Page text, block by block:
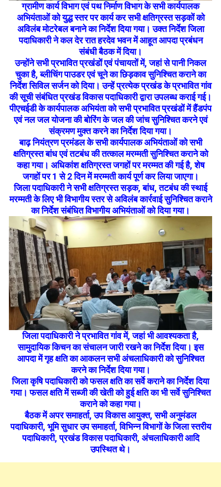
ग्रामीण कार्य विभाग एवं पथ निर्माण विभाग के सभी कार्यपालक
अभियंताओं को युद्ध स्तर पर कार्य कर सभी क्षतिग्रस्त सड़कों को
अविलंब मोटरेबल बनाने का निर्देश दिया गया। उक्त निर्देश जिला
पदाधिकारी ने कल देर रात हरदेव भवन में आहूत आपदा प्रबंधन
संबंधी बैठक में दिया।
उन्होंने सभी प्रभावित प्रखंडों एवं पंचायतों में, जहां से पानी निकल
चुका है, ब्लीचिंग पाउडर एवं चूने का छिड़काव सुनिश्चित कराने का
निर्देश सिविल सर्जन को दिया। उन्हें प्रत्येक प्रखंड के प्रभावित गांव
की सूची संबंधित प्रखंड विकास पदाधिकारी द्वारा उपलब्ध कराई गई।
पीएचईडी के कार्यपालक अभियंता को सभी प्रभावित प्रखंडों में हैंडपंप
एवं नल जल योजना की बोरिंग के जल की जांच सुनिश्चित करने एवं
संक्रमण मुक्त करने का निर्देश दिया गया।
बाढ़ नियंत्रण प्रमंडल के सभी कार्यपालक अभियंताओं को सभी
क्षतिग्रस्त बांध एवं तटबंध की तत्काल मरम्मती सुनिश्चित कराने को
कहा गया। अधिकांश क्षतिग्रस्त जगहों पर मरम्मत की गई है, शेष
जगहों पर 1 से 2 दिन में मरम्मती कार्य पूर्ण कर लिया जाएगा।
जिला पदाधिकारी ने सभी क्षतिग्रस्त सड़क, बांध, तटबंध की स्थाई
मरम्मती के लिए भी विभागीय स्तर से अविलंब कार्रवाई सुनिश्चित कराने
का निर्देश संबंधित विभागीय अभियंताओं को दिया गया।
जिला पदाधिकारी ने प्रभावित गांव में, जहां भी आवश्यकता है,
सामुदायिक किचन का संचालन जारी रखने का निर्देश दिया। इस
आपदा में गृह क्षति का आकलन सभी अंचलाधिकारी को सुनिश्चित
करने का निर्देश दिया गया।
जिला कृषि पदाधिकारी को फसल क्षति का सर्वे कराने का निर्देश दिया
गया। फसल क्षति में सब्जी की खेती को हुई क्षति का भी सर्वे सुनिश्चित
कराने को कहा गया।
बैठक में अपर समाहर्ता, उप विकास आयुक्त, सभी अनुमंडल
पदाधिकारी, भूमि सुधार उप समाहर्ता, विभिन्न विभागों के जिला स्तरीय
पदाधिकारी, प्रखंड विकास पदाधिकारी, अंचलाधिकारी आदि
उपस्थित थे।